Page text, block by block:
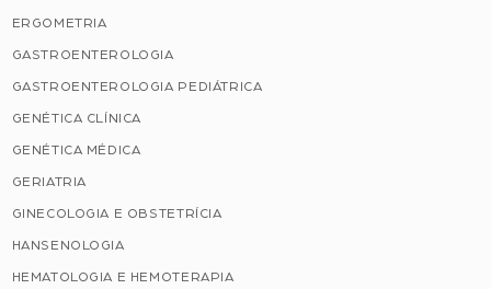
ERGOMETRIA
GASTROENTEROLOGIA
GASTROENTEROLOGIA PEDIÁTRICA
GENÉTICA CLÍNICA
GENÉTICA MÉDICA
GERIATRIA
GINECOLOGIA E OBSTETRÍCIA
HANSENOLOGIA
HEMATOLOGIA E HEMOTERAPIA